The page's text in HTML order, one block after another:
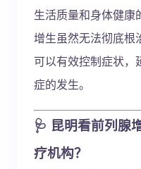
生活质量和身体健康
增生虽然无法彻底根
可以有效控制症状，
症的发生。
🩺 昆明看前列腺
疗机构？